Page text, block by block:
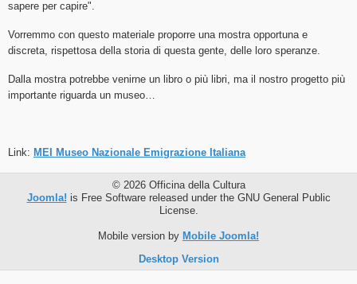
sapere per capire".
Vorremmo con questo materiale proporre una mostra opportuna e
discreta, rispettosa della storia di questa gente, delle loro speranze.
Dalla mostra potrebbe venirne un libro o più libri, ma il nostro progetto più
importante riguarda un museo…
Link: MEI Museo Nazionale Emigrazione Italiana
© 2026 Officina della Cultura
Joomla! is Free Software released under the GNU General Public
License.
Mobile version by Mobile Joomla!
Desktop Version